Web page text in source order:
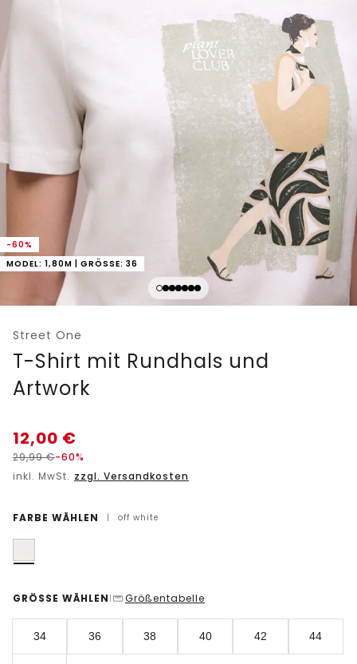
-60%
MODEL: 1,80M | GRÖSSE: 36
Street One
T-Shirt mit Rundhals und
Artwork
12,00 €
29,99€-60%
inkl. MwSt. zzgl. Versandkosten
FARBE WÄHLEN | off white
GRÖSSE WÄHLEN | Größentabelle
34 36 38 40 42 44